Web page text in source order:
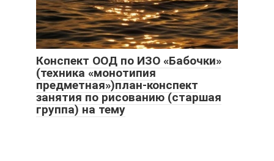
Конспект ООД по ИЗО «Бабочки»
(техника «монотипия
предметная»)план-конспект
занятия по рисованию (старшая
группа) на тему